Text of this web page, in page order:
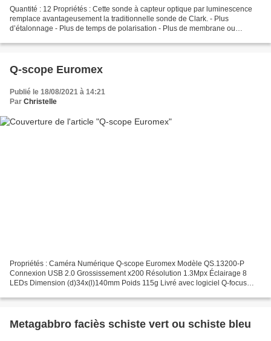
Quantité : 12 Propriétés : Cette sonde à capteur optique par luminescence
remplace avantageusement la traditionnelle sonde de Clark. - Plus
d’étalonnage - Plus de temps de polarisation - Plus de membrane ou
Q-scope Euromex
Publié le 18/08/2021 à 14:21
Par Christelle
Propriétés : Caméra Numérique Q-scope Euromex Modèle QS.13200-P
Connexion USB 2.0 Grossissement x200 Résolution 1.3Mpx Éclairage 8
LEDs Dimension (d)34x(l)140mm Poids 115g Livré avec logiciel Q-focus
Metagabbro faciès schiste vert ou schiste bleu